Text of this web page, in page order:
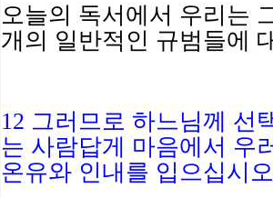
오늘의 독서에서 우리는
개의 일반적인 규범들에
12 그러므로 하느님께 선
는 사람답게 마음에서 우
온유와 인내를 입으십시오